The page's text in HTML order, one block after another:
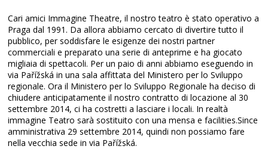
Cari amici Immagine Theatre, il nostro teatro è stato operativo a
Praga dal 1991. Da allora abbiamo cercato di divertire tutto il
pubblico, per soddisfare le esigenze dei nostri partner
commerciali e preparato una serie di anteprime e ha giocato
migliaia di spettacoli. Per un paio di anni abbiamo eseguendo in
via Pařížská in una sala affittata del Ministero per lo Sviluppo
regionale.Ora il Ministero per lo Sviluppo Regionale ha deciso di
chiudere anticipatamente il nostro contratto di locazione al 30
settembre 2014, ci ha costretti a lasciare i locali. In realtà
immagine Teatro sarà sostituito con una mensa e facilities.Since
amministrativa 29 settembre 2014, quindi non possiamo fare
nella vecchia sede in via Pařížská.